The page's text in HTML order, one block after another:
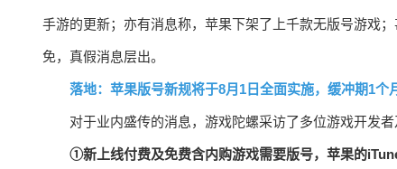
手游的更新；亦有消息称，苹果下架了上千款无版号游戏
免，真假消息层出。
落地：苹果版号新规将于8月1日全面实施，缓冲期1个
对于业内盛传的消息，游戏陀螺采访了多位游戏开发
①新上线付费及免费含内购游戏需要版号，苹果的